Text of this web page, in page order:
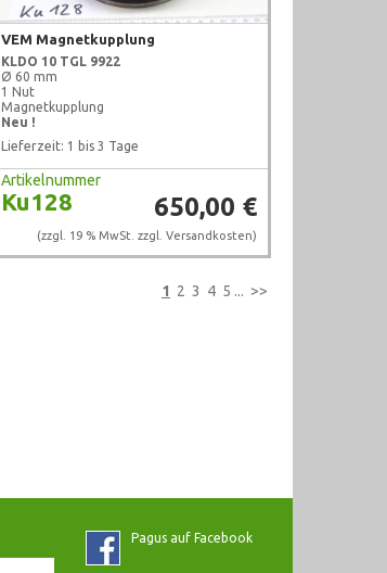
VEM Magnetkupplung
KLDO 10 TGL 9922
Ø 60 mm
1 Nut
Magnetkupplung
Neu !
Lieferzeit: 1 bis 3 Tage
Artikelnummer
Ku128 650,00 €
(zzgl. 19 % MwSt. zzgl. Versandkosten)
1 2 3 4 5 ... >>
Pagus auf Facebook